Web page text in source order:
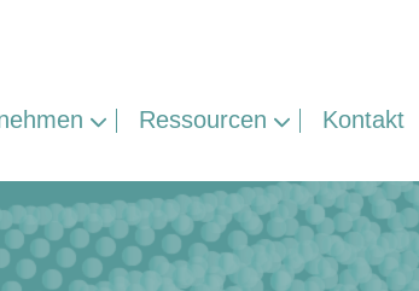
Ressourcen Kontakt